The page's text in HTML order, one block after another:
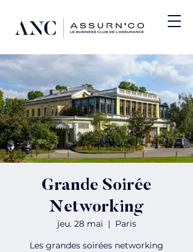
Grande Soirée
Networking
jeu. 28 mai
  |
Paris
Les grandes soirées networking